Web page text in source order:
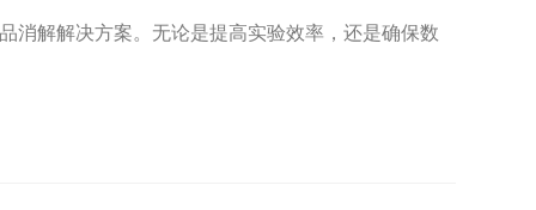
消解解决方案。无论是提高实验效率，还是确保数